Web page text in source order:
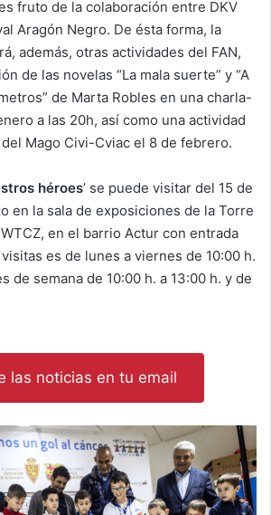
es fruto de la colaboración entre DKV
Aragón Negro. De ésta forma, la
además, otras actividades del FAN,
de las novelas “La mala suerte” y “A
de Marta Robles en una charla-
a las 20h, así como una actividad
Mago Civi-Cviac el 8 de febrero.
héroes’ se puede visitar del 15 de
en la sala de exposiciones de la Torre
en el barrio Actur con entrada
es de lunes a viernes de 10:00 h.
de semana de 10:00 h. a 13:00 h. y de
las noticias en tu email